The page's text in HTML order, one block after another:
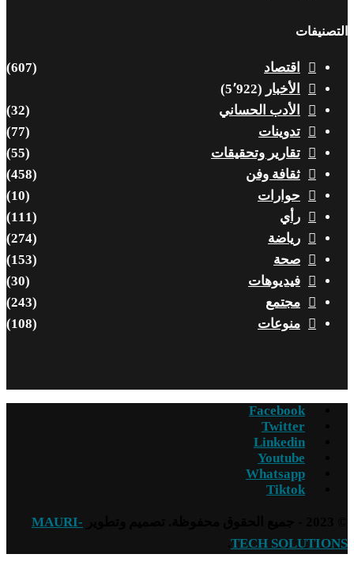
التصنيفات
اقتصاد
(607)
الأخبار (5٬922)
الأدب الحساني
(32)
تدوينات
(77)
تقارير وتحقيقات
(55)
ثقافة وفن
(458)
حوارات
(10)
رأي
(111)
رياضة
(274)
صحة
(153)
فيديوهات
(30)
مجتمع
(243)
منوعات
(108)
Facebook
Twitter
Linkedin
Youtube
Whatsapp
Tiktok
MAURI-
TECH SOLUTIONS